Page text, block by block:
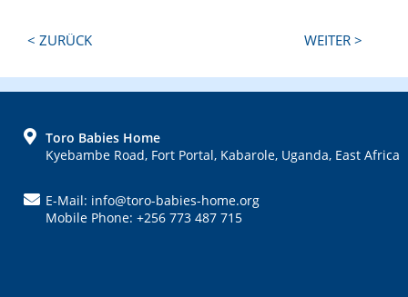
Next
< ZURÜCK WEITER >
FOOTERToro Babies Home
Kyebambe Road, Fort Portal, Kabarole, Uganda, East Africa
E-Mail: info@toro-babies-home.org
Mobile Phone: +256 773 487 715